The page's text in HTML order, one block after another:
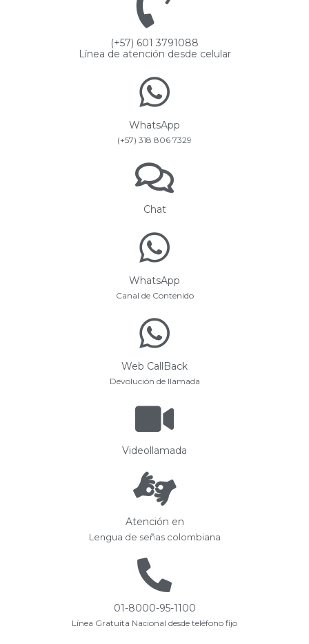
(+57) 601 3791088
Línea de atención desde celular
WhatsApp
(+57) 318 806 7329
Chat
WhatsApp
Canal de Contenido
Web CallBack
Devolución de llamada
Videollamada
Atención en
Lengua de señas colombiana
01-8000-95-1100
Línea Gratuita Nacional desde teléfono fijo